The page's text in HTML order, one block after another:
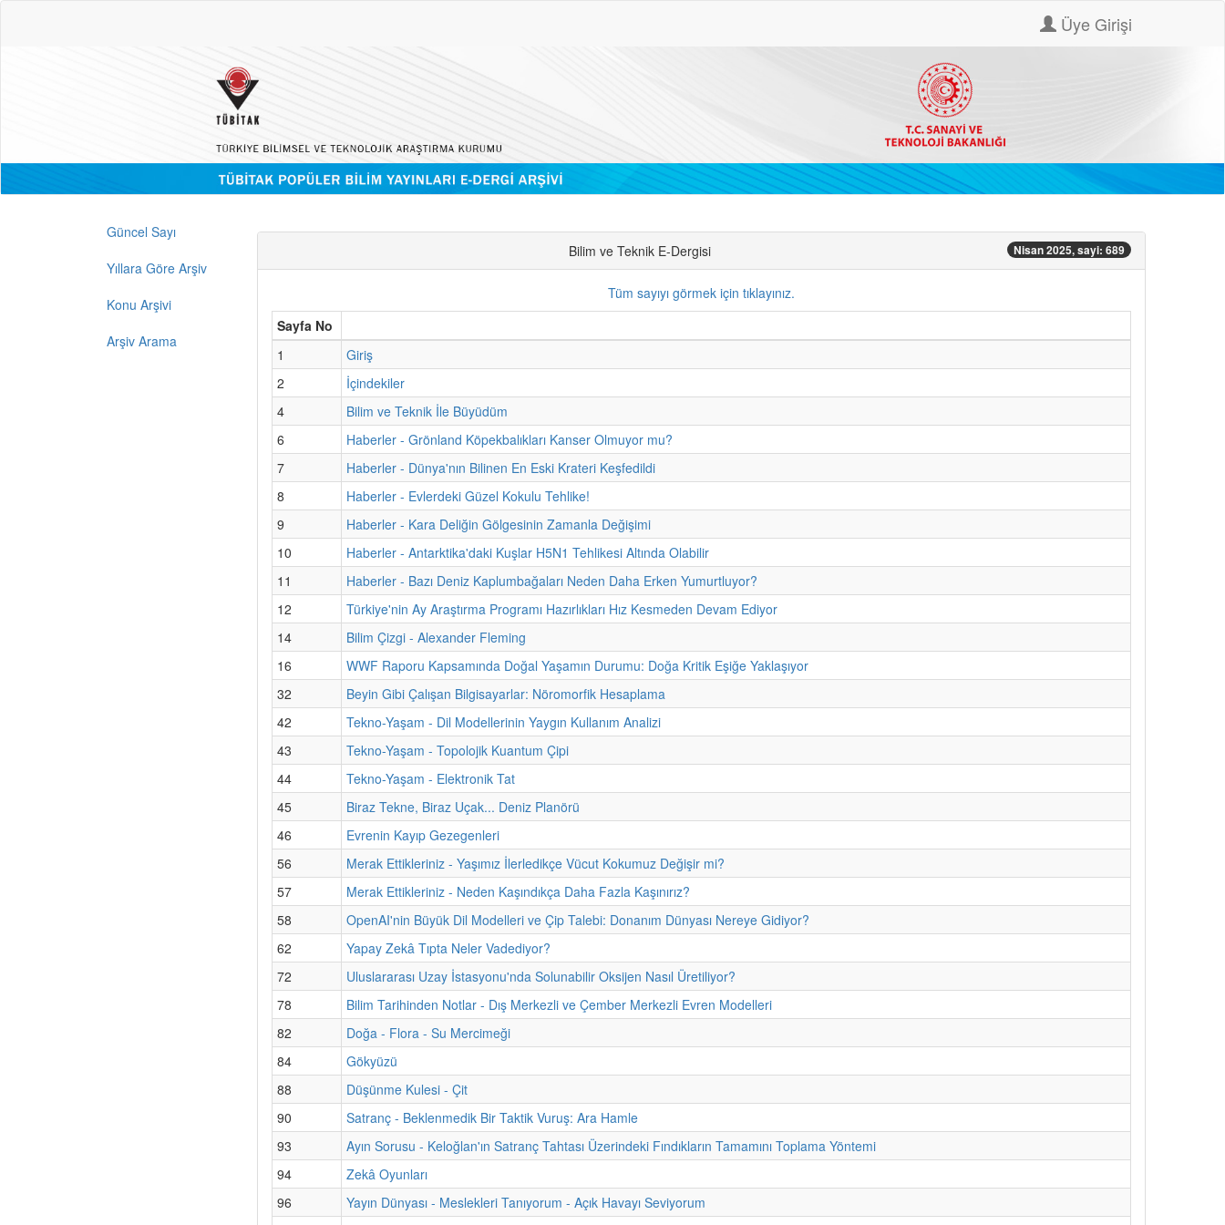
Üye Girişi
Güncel Sayı
Yıllara Göre Arşiv
Konu Arşivi
Arşiv Arama
Bilim ve Teknik E-Dergisi Nisan 2025, sayi: 689
Tüm sayıyı görmek için tıklayınız.
Sayfa No
1
Giriş
2
İçindekiler
4
Bilim ve Teknik İle Büyüdüm
6
Haberler - Grönland Köpekbalıkları Kanser Olmuyor mu?
7
Haberler - Dünya'nın Bilinen En Eski Krateri Keşfedildi
8
Haberler - Evlerdeki Güzel Kokulu Tehlike!
9
Haberler - Kara Deliğin Gölgesinin Zamanla Değişimi
10
Haberler - Antarktika'daki Kuşlar H5N1 Tehlikesi Altında Olabilir
11
Haberler - Bazı Deniz Kaplumbağaları Neden Daha Erken Yumurtluyor?
12
Türkiye'nin Ay Araştırma Programı Hazırlıkları Hız Kesmeden Devam Ediyor
14
Bilim Çizgi - Alexander Fleming
16
WWF Raporu Kapsamında Doğal Yaşamın Durumu: Doğa Kritik Eşiğe Yaklaşıyor
32
Beyin Gibi Çalışan Bilgisayarlar: Nöromorfik Hesaplama
42
Tekno-Yaşam - Dil Modellerinin Yaygın Kullanım Analizi
43
Tekno-Yaşam - Topolojik Kuantum Çipi
44
Tekno-Yaşam - Elektronik Tat
45
Biraz Tekne, Biraz Uçak... Deniz Planörü
46
Evrenin Kayıp Gezegenleri
56
Merak Ettikleriniz - Yaşımız İlerledikçe Vücut Kokumuz Değişir mi?
57
Merak Ettikleriniz - Neden Kaşındıkça Daha Fazla Kaşınırız?
58
OpenAI'nin Büyük Dil Modelleri ve Çip Talebi: Donanım Dünyası Nereye Gidiyor?
62
Yapay Zekâ Tıpta Neler Vadediyor?
72
Uluslararası Uzay İstasyonu'nda Solunabilir Oksijen Nasıl Üretiliyor?
78
Bilim Tarihinden Notlar - Dış Merkezli ve Çember Merkezli Evren Modelleri
82
Doğa - Flora - Su Mercimeği
84
Gökyüzü
88
Düşünme Kulesi - Çit
90
Satranç - Beklenmedik Bir Taktik Vuruş: Ara Hamle
93
Ayın Sorusu - Keloğlan'ın Satranç Tahtası Üzerindeki Fındıkların Tamamını Toplama Yöntemi
94
Zekâ Oyunları
96
Yayın Dünyası - Meslekleri Tanıyorum - Açık Havayı Seviyorum